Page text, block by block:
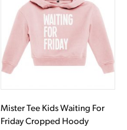
Mister Tee Kids Waiting For
Friday Cropped Hoody
meerdere
variaties.
Deze
optie
kan
op
de